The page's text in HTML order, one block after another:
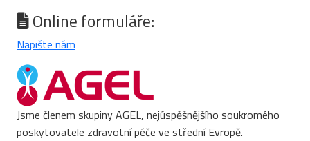
Online formuláře:
Napište nám
Jsme členem skupiny AGEL, nejúspěšnějšího soukromého
poskytovatele zdravotní péče ve střední Evropě.